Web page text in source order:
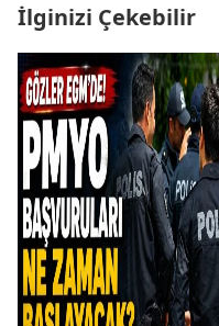
İlginizi Çekebilir